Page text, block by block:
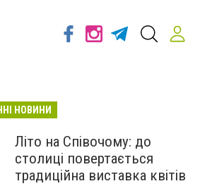
НОВИНИ
Літо на Співочому: до
столиці повертається
традиційна виставка квітів